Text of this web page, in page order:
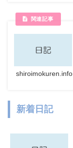
shiroimokuren.info
新着日記